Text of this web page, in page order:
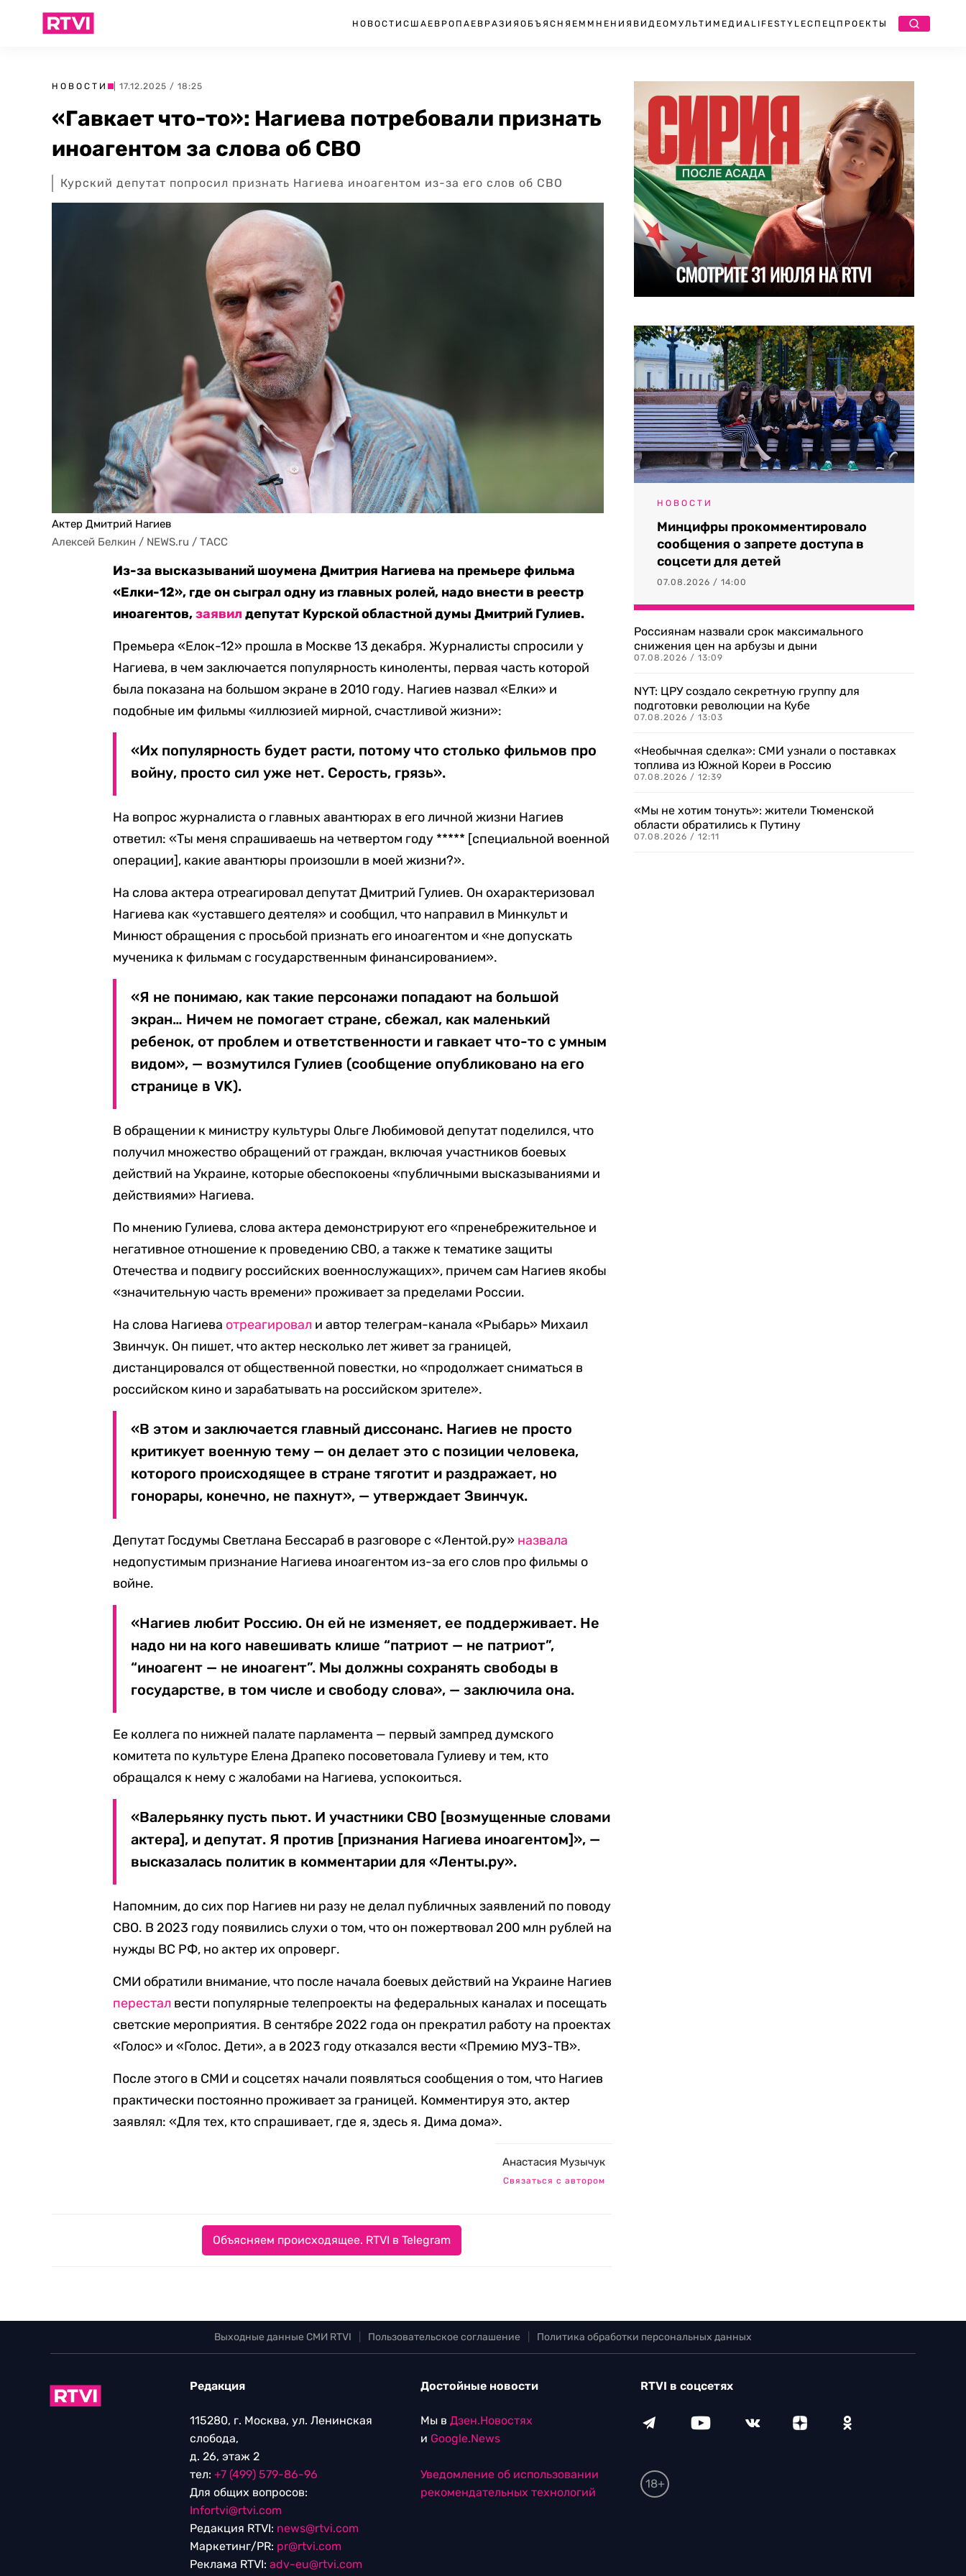
НОВОСТИ США ЕВРОПА ЕВРАЗИЯ ОБЪЯСНЯЕМ МНЕНИЯ ВИДЕО МУЛЬТИМЕДИА LIFESTYLEСПЕЦПРОЕКТЫ
НОВОСТИ | 17.12.2025 / 18:25
«Гавкает что-то»: Нагиева потребовали признать
иноагентом за слова об СВО
Курский депутат попросил признать Нагиева иноагентом из-за его слов об СВО
Актер Дмитрий Нагиев
Алексей Белкин / NEWS.ru / ТАСС
Из-за высказываний шоумена Дмитрия Нагиева на премьере фильма
«Елки-12», где он сыграл одну из главных ролей, надо внести в реестр
иноагентов,заявилдепутат Курской областной думы Дмитрий Гулиев.
Премьера «Елок-12» прошла в Москве 13 декабря. Журналисты спросили у
Нагиева, в чем заключается популярность киноленты, первая часть которой
была показана на большом экране в 2010 году. Нагиев назвал «Елки» и
подобные им фильмы «иллюзией мирной, счастливой жизни»:
«Их популярность будет расти, потому что столько фильмов про
войну, просто сил уже нет. Серость, грязь».
На вопрос журналиста о главных авантюрах в его личной жизни Нагиев
ответил: «Ты меня спрашиваешь на четвертом году ***** [специальной военной
операции], какие авантюры произошли в моей жизни?».
На слова актера отреагировал депутат Дмитрий Гулиев. Он охарактеризовал
Нагиева как «уставшего деятеля» и сообщил, что направил в Минкульт и
Минюст обращения с просьбой признать его иноагентом и «не допускать
мученика к фильмам с государственным финансированием».
«Я не понимаю, как такие персонажи попадают на большой
экран… Ничем не помогает стране, сбежал, как маленький
ребенок, от проблем и ответственности и гавкает что-то с умным
видом», — возмутился Гулиев (сообщение опубликовано на его
странице в VK).
В обращении к министру культуры Ольге Любимовой депутат поделился, что
получил множество обращений от граждан, включая участников боевых
действий на Украине, которые обеспокоены «публичными высказываниями и
действиями» Нагиева.
По мнению Гулиева, слова актера демонстрируют его «пренебрежительное и
негативное отношение к проведению СВО, а также к тематике защиты
Отечества и подвигу российских военнослужащих», причем сам Нагиев якобы
«значительную часть времени» проживает за пределами России.
На слова Нагиева отреагировал и автор телеграм-канала «Рыбарь» Михаил
Звинчук. Он пишет, что актер несколько лет живет за границей,
дистанцировался от общественной повестки, но «продолжает сниматься в
российском кино и зарабатывать на российском зрителе».
«В этом и заключается главный диссонанс. Нагиев не просто
критикует военную тему — он делает это с позиции человека,
которого происходящее в стране тяготит и раздражает, но
гонорары, конечно, не пахнут», — утверждает Звинчук.
Депутат Госдумы Светлана Бессараб в разговоре с «Лентой.ру» назвала
недопустимым признание Нагиева иноагентом из-за его слов про фильмы о
войне.
«Нагиев любит Россию. Он ей не изменяет, ее поддерживает. Не
надо ни на кого навешивать клише “патриот — не патриот”,
“иноагент — не иноагент”. Мы должны сохранять свободы в
государстве, в том числе и свободу слова», — заключила она.
Ее коллега по нижней палате парламента — первый зампред думского
комитета по культуре Елена Драпеко посоветовала Гулиеву и тем, кто
обращался к нему с жалобами на Нагиева, успокоиться.
«Валерьянку пусть пьют. И участники СВО [возмущенные словами
актера], и депутат. Я против [признания Нагиева иноагентом]», —
высказалась политик в комментарии для «Ленты.ру».
Напомним, до сих пор Нагиев ни разу не делал публичных заявлений по поводу
СВО. В 2023 году появились слухи о том, что он пожертвовал 200 млн рублей на
нужды ВС РФ, но актер их опроверг.
СМИ обратили внимание, что после начала боевых действий на Украине Нагиев
перестал вести популярные телепроекты на федеральных каналах и посещать
светские мероприятия. В сентябре 2022 года он прекратил работу на проектах
«Голос» и «Голос. Дети», а в 2023 году отказался вести «Премию МУЗ-ТВ».
После этого в СМИ и соцсетях начали появляться сообщения о том, что Нагиев
практически постоянно проживает за границей. Комментируя это, актер
заявлял: «Для тех, кто спрашивает, где я, здесь я. Дима дома».
Анастасия Музычук
Связаться с автором
Объясняем происходящее. RTVI в Telegram
НОВОСТИ
Минцифры прокомментировало
сообщения о запрете доступа в
соцсети для детей
07.08.2026 / 14:00
Россиянам назвали срок максимального
снижения цен на арбузы и дыни
07.08.2026 / 13:09
NYT: ЦРУ создало секретную группу для
подготовки революции на Кубе
07.08.2026 / 13:03
«Необычная сделка»: СМИ узнали о поставках
топлива из Южной Кореи в Россию
07.08.2026 / 12:39
«Мы не хотим тонуть»: жители Тюменской
области обратились к Путину
07.08.2026 / 12:11
Выходные данные СМИ RTVI Пользовательское соглашение Политика обработки персональных данных
Редакция
115280, г. Москва, ул. Ленинская
слобода,
д. 26, этаж 2
тел: +7 (499) 579-86-96
Для общих вопросов:
Infortvi@rtvi.com
Редакция RTVI: news@rtvi.com
Маркетинг/PR: pr@rtvi.com
Реклама RTVI: adv-eu@rtvi.com
Достойные новости
Мы в Дзен.Новостях
и Google.News
Уведомление об использовании
рекомендательных технологий
RTVI в соцсетях
18+